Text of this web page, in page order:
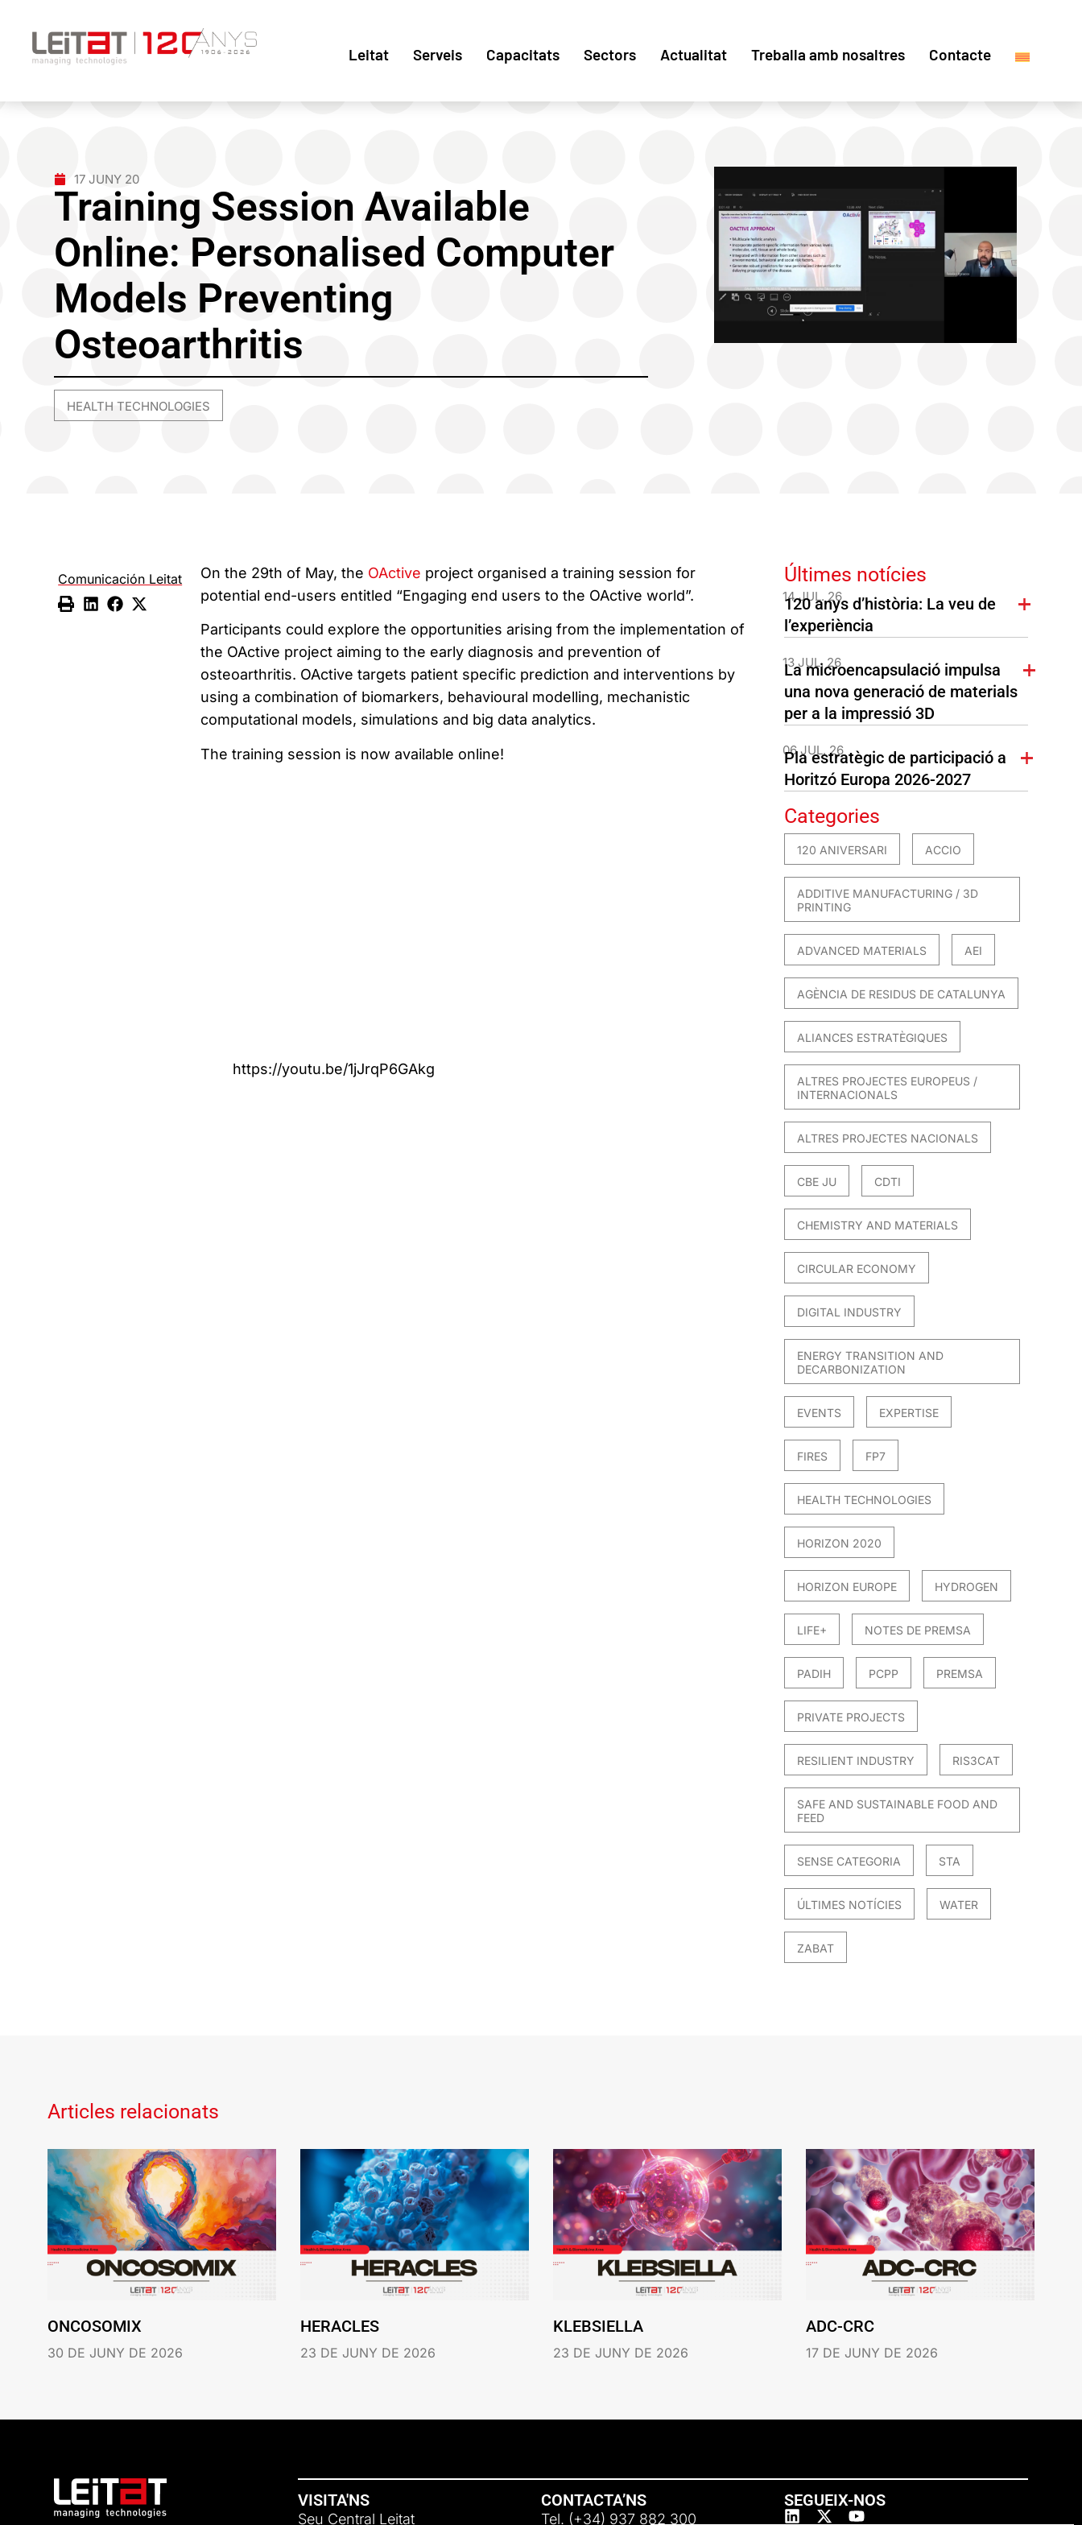
Leitat Serveis Capacitats Sectors Actualitat Treballa amb nosaltres Contacte
17 JUNY 20
Training Session Available
Online: Personalised Computer
Models Preventing
Osteoarthritis
HEALTH TECHNOLOGIES
Comunicación Leitat On the 29th of May, the OActive project organised a training session for
potential end-users entitled “Engaging end users to the OActive world”.
Participants could explore the opportunities arising from the implementation of
the OActive project aiming to the early diagnosis and prevention of
osteoarthritis. OActive targets patient specific prediction and interventions by
using a combination of biomarkers, behavioural modelling, mechanistic
computational models, simulations and big data analytics.
The training session is now available online!
https://youtu.be/1jJrqP6GAkg
Últimes notícies
14 JUL. 26
120 anys d’història: La veu de
l’experiència
13 JUL. 26
La microencapsulació impulsa
una nova generació de materials
per a la impressió 3D
06 JUL. 26
Pla estratègic de participació a
Horitzó Europa 2026-2027
Categories
120 ANIVERSARI ACCIO
ADDITIVE MANUFACTURING / 3D
PRINTING
ADVANCED MATERIALS AEI
AGÈNCIA DE RESIDUS DE CATALUNYA
ALIANCES ESTRATÈGIQUES
ALTRES PROJECTES EUROPEUS /
INTERNACIONALS
ALTRES PROJECTES NACIONALS
CBE JU CDTI
CHEMISTRY AND MATERIALS
CIRCULAR ECONOMY
DIGITAL INDUSTRY
ENERGY TRANSITION AND
DECARBONIZATION
EVENTS EXPERTISE
FIRES FP7
HEALTH TECHNOLOGIES
HORIZON 2020
HORIZON EUROPE HYDROGEN
LIFE+ NOTES DE PREMSA
PADIH PCPP PREMSA
PRIVATE PROJECTS
RESILIENT INDUSTRY RIS3CAT
SAFE AND SUSTAINABLE FOOD AND
FEED
SENSE CATEGORIA STA
ÚLTIMES NOTÍCIES WATER
ZABAT
Articles relacionats
ONCOSOMIX
30 DE JUNY DE 2026
HERACLES
23 DE JUNY DE 2026
KLEBSIELLA
23 DE JUNY DE 2026
ADC-CRC
17 DE JUNY DE 2026
VISITA'NS
Seu Central Leitat
CONTACTA’NS
Tel. (+34) 937 882 300
SEGUEIX-NOS